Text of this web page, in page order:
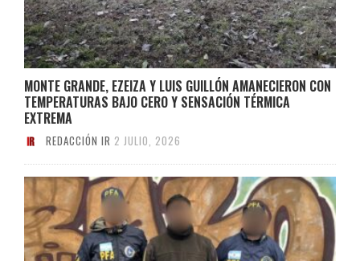
MONTE GRANDE, EZEIZA Y LUIS GUILLÓN AMANECIERON CON
TEMPERATURAS BAJO CERO Y SENSACIÓN TÉRMICA
EXTREMA
REDACCIÓN IR 2 JULIO, 2026